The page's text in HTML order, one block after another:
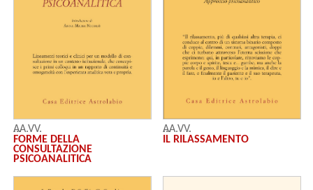
AA.VV.
FORME DELLA
CONSULTAZIONE
PSICOANALITICA
AA.VV.
IL RILASSAMENTO